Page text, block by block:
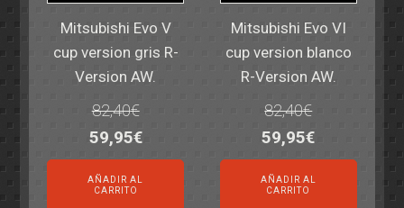
Mitsubishi Evo V
cup version gris R-
Version AW.
82,40€
El
precio
original
59,95€El
precio
AÑADIR AL
CARRITO
Mitsubishi Evo VI
cup version blanco
R-Version AW.
82,40€
El
precio
original
59,95€El
precio
AÑADIR AL
CARRITO